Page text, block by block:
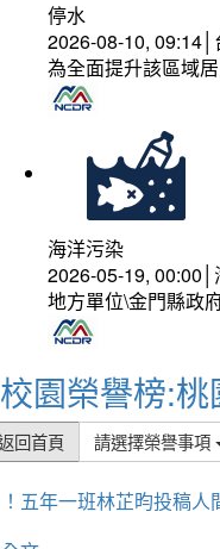
停水
2026-08-10,
為全面提升該區域
海洋污染
2026-05-19,
地方單位\金門縣政
校園榮譽榜:
回首頁 請選擇榮譽事項
五年一班林芷昀投稿人